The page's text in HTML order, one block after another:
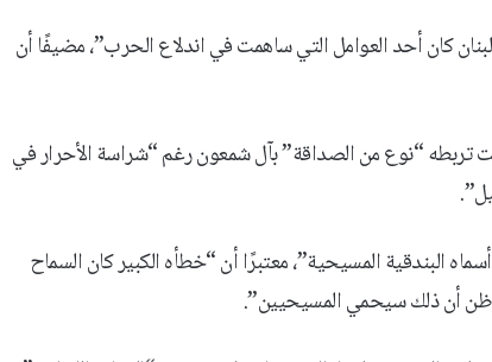
كان أحد العوامل التي ساهمت في اندلاع الحرب”، مضيفًا أن
تربطه “نوع من الصداقة” بآل شمعون رغم “شراسة الأحرار في
البندقية المسيحية”، معتبرًا أن “خطأه الكبير كان السماح